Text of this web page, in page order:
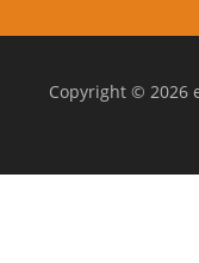
Copyright © 2026